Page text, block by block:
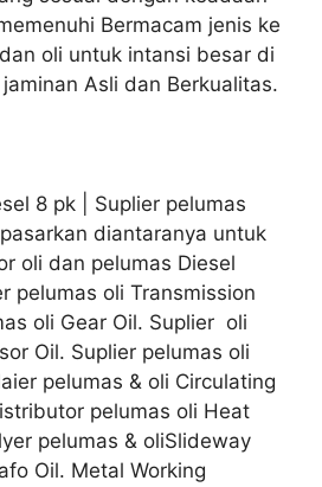
Bermacam jenis ke
oli untuk intansi besar di
Asli dan Berkualitas.
8 pk | Suplier pelumas
diantaranya untuk
oli dan pelumas Diesel
pelumas oli Transmission
oli Gear Oil. Suplier oli
Oil. Suplier pelumas oli
pelumas & oli Circulating
pelumas oli Heat
pelumas & oliSlideway
Oil. Metal Working